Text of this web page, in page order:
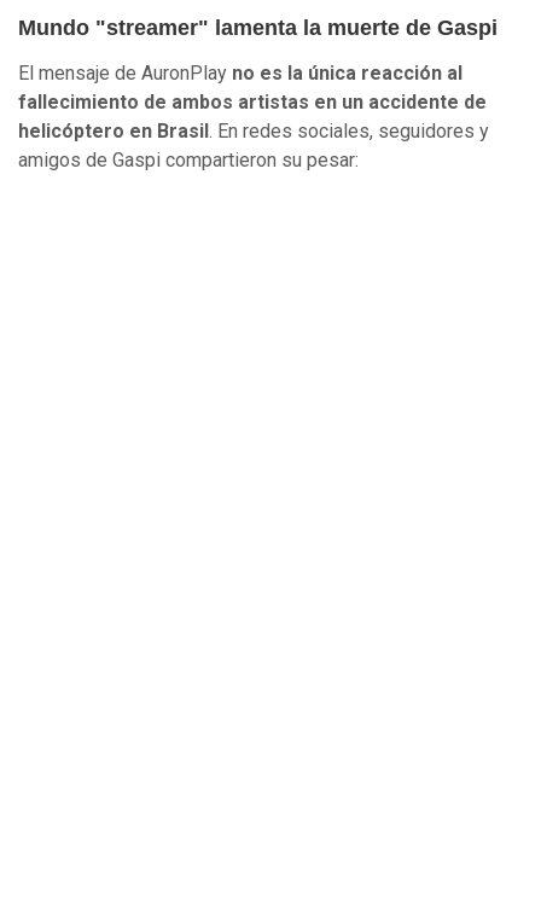
Mundo "streamer" lamenta la muerte de Gaspi
El mensaje de AuronPlay no es la única reacción al
fallecimiento de ambos artistas en un accidente de
helicóptero en Brasil . En redes sociales, seguidores y
amigos de Gaspi compartieron su pesar: